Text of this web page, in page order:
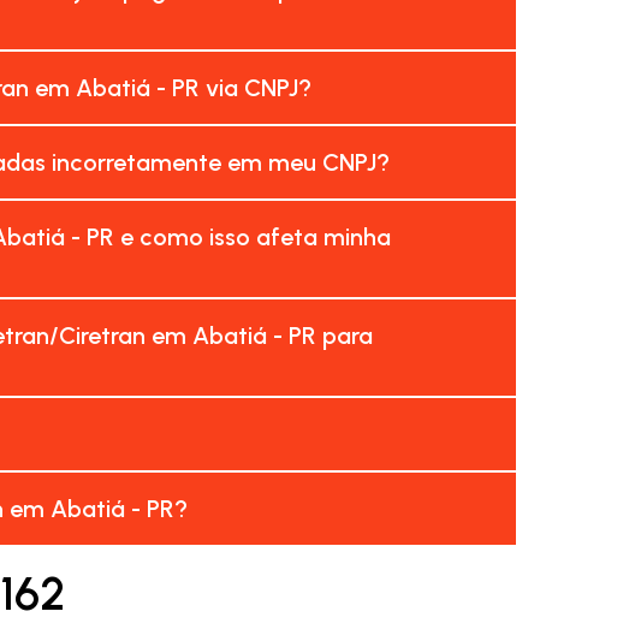
em Abatiá - PR via CNPJ?
incorretamente em meu CNPJ?
- PR e como isso afeta minha
Ciretran em Abatiá - PR para
Abatiá - PR?